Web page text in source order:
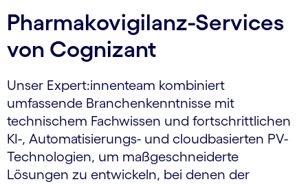
Pharmakovigilanz-Services
von Cognizant
Unser Expert:innenteam kombiniert
umfassende Branchenkenntnisse mit
technischem Fachwissen und fortschrittlichen
KI-, Automatisierungs- und cloudbasierten PV-
Technologien, um maßgeschneiderte
Lösungen zu entwickeln, bei denen der